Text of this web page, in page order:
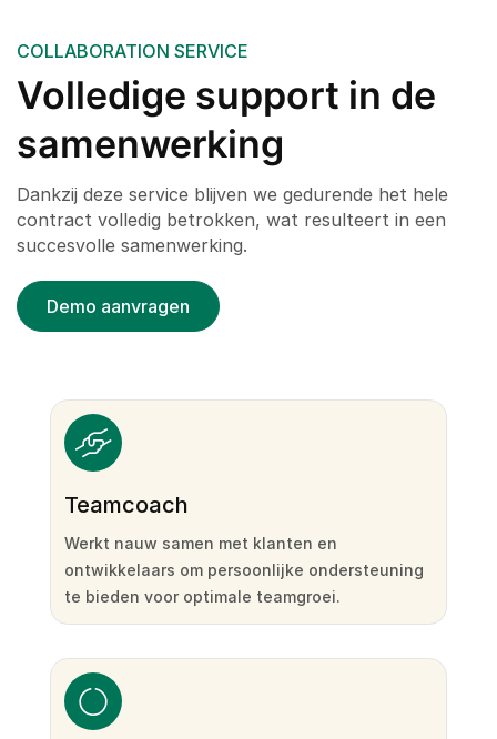
COLLABORATION SERVICE
Volledige support in de
samenwerking
Dankzij deze service blijven we gedurende het hele
contract volledig betrokken, wat resulteert in een
succesvolle samenwerking.
Demo aanvragen
Teamcoach
Werkt nauw samen met klanten en
ontwikkelaars om persoonlijke ondersteuning
te bieden voor optimale teamgroei.